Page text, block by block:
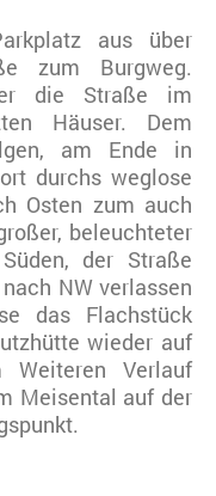
aus über
zum Burgweg.
die Straße im
Häuser. Dem
am Ende in
durchs weglose
Osten zum auch
beleuchteter
der Straße
NW verlassen
das Flachstück
wieder auf
Verlauf
Meisental auf der